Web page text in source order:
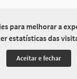
para melhorar a
estatísticas das
Aceitar e fechar